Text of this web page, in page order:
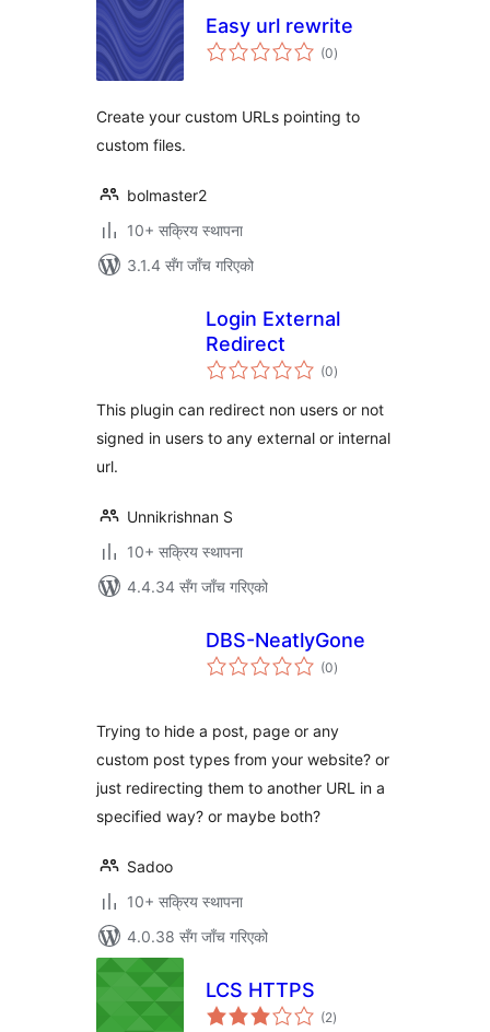
Easy url rewrite
(0कुल
रेटिङ्गहरू
)
Create your custom URLs pointing to
custom files.
bolmaster2
10+ सक्रिय स्थापना
3.1.4 सँग जाँच गरिएको
Login External
Redirect
(0कुल
रेटिङ्गहरू
)
This plugin can redirect non users or not
signed in users to any external or internal
url.
Unnikrishnan S
10+ सक्रिय स्थापना
4.4.34 सँग जाँच गरिएको
DBS-NeatlyGone
(0कुल
रेटिङ्गहरू
)
Trying to hide a post, page or any
custom post types from your website? or
just redirecting them to another URL in a
specified way? or maybe both?
Sadoo
10+ सक्रिय स्थापना
4.0.38 सँग जाँच गरिएको
LCS HTTPS
(2कुल
रेटिङ्गहरू
)